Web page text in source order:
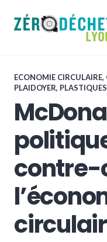
contenu
ECONOMIE CIRCULAIRE,
PLAIDOYER, PLASTIQUES
contre-